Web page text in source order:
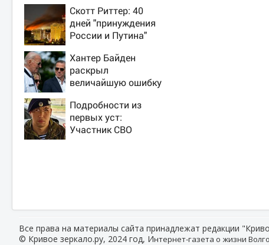
Скотт Риттер: 40
дней "принуждения
России и Путина"
крах режима
Зеленского
Хантер Байден
раскрыл
величайшую ошибку
бездействие против
Трампа
Подробности из
первых уст:
Участник СВО
Все права на материалы сайта принадлежат редакции
© Кривое зеркало.ру, 2024 год, Интернет-газета о жизни